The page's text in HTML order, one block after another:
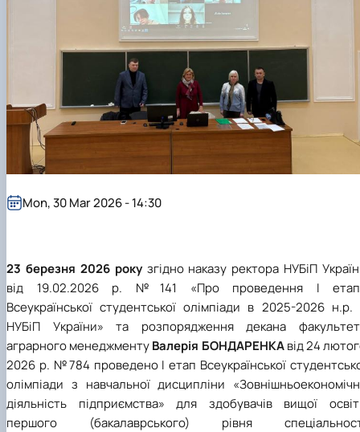
23 березня 2026 року згідно наказу ректора НУБіП
від 19.02.2026 р. №141 «Про проведення І
Всеукраїнської студентської олімпіади в 2025-2026 н.р.
НУБіП України» та розпорядження декана
аграрного менеджментуВалерія БОНДАРЕНКАвід 24
2026 р. №784 проведено І етап Всеукраїнської
олімпіади з навчальної дисципліни
діяльність підприємства» для здобувачів вищої
першого (бакалаврського) рівня
Mon, 30 Mar 2026 - 14:30